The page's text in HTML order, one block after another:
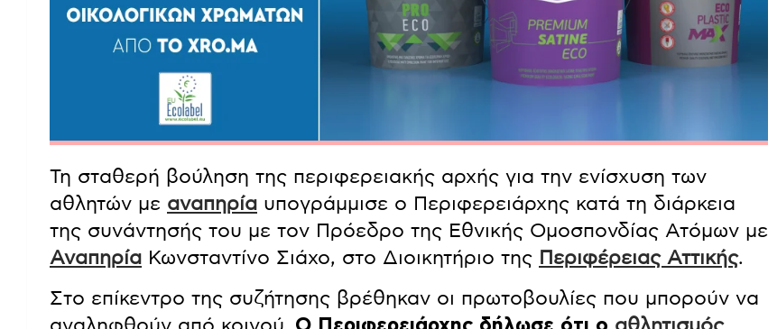
Τη σταθερή βούληση της περιφερειακής αρχής για την ενίσχυση των
αθλητών με αναπηρία υπογράμμισε ο Περιφερειάρχης κατά τη διάρκεια
της συνάντησής του με τον Πρόεδρο της Εθνικής Ομοσπονδίας Ατόμων με
Αναπηρία Κωνσταντίνο Σιάχο, στο Διοικητήριο της Περιφέρειας Αττικής.
Στο επίκεντρο της συζήτησης βρέθηκαν οι πρωτοβουλίες που μπορούν να